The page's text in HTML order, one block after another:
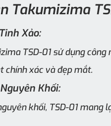
Takumizima
Xảo:
TSD-01 sử dụng
chính xác và đẹp mắt.
Khối:
khối, TSD-01 mang